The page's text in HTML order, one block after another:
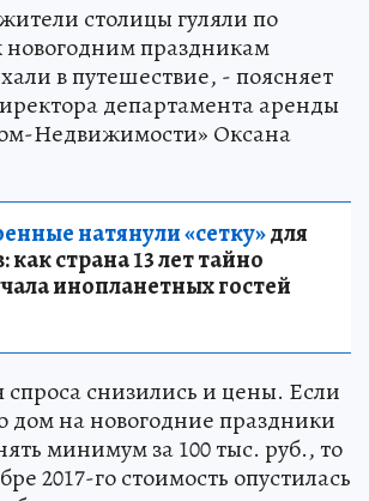
столицы гуляли по
праздникам
в путешествие, - поясняет
департамента аренды
Недвижимости» Оксана
натянули «сетку»для
страна 13 лет тайно
инопланетных гостей
снизились и цены. Если
дом на новогодние праздники
минимум за 100 тыс. руб., то
2017-го стоимость опустилась